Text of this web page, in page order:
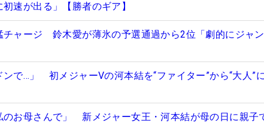
速が出る」【勝者のギア】
チャージ 鈴木愛が薄氷の予選通過から2位「劇的にジャ
ンで…」 初メジャーVの河本結を“ファイター”から“大人”
のお母さんで」 新メジャー女王・河本結が母の日に親子